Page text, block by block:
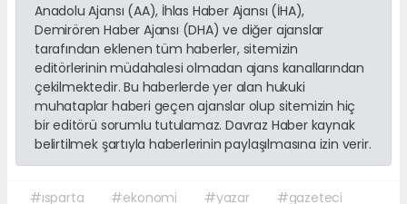
Anadolu Ajansı (AA), İhlas Haber Ajansı (İHA),
Demirören Haber Ajansı (DHA) ve diğer ajanslar
tarafından eklenen tüm haberler, sitemizin
editörlerinin müdahalesi olmadan ajans kanallarından
çekilmektedir. Bu haberlerde yer alan hukuki
muhataplar haberi geçen ajanslar olup sitemizin hiç
bir editörü sorumlu tutulamaz. Davraz Haber kaynak
belirtilmek şartıyla haberlerinin paylaşılmasına izin verir.
#ısparta #ekonomi #yazar
#gazeteci